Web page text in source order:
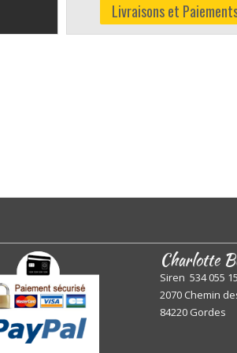
Livraisons et
Charlotte
Siren 534 055
2070 Chemin
84220 Gordes